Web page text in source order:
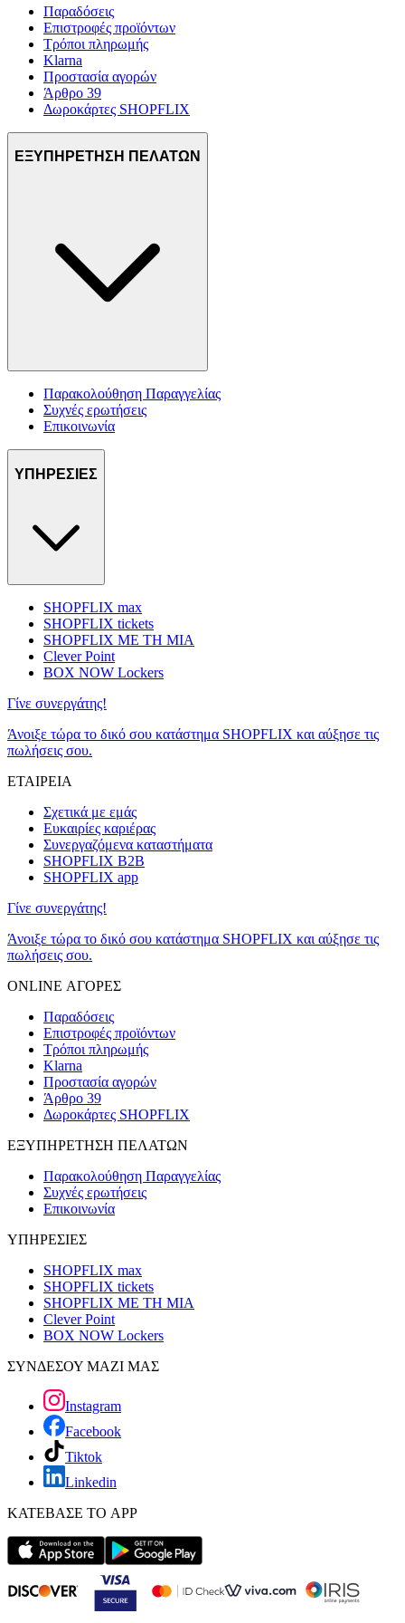
Παραδόσεις
Επιστροφές προϊόντων
Τρόποι πληρωμής
Klarna
Προστασία αγορών
Άρθρο 39
Δωροκάρτες SHOPFLIX
ΕΞΥΠΗΡΕΤΗΣΗ ΠΕΛΑΤΩΝ
Παρακολούθηση Παραγγελίας
Συχνές ερωτήσεις
Επικοινωνία
ΥΠΗΡΕΣΙΕΣ
SHOPFLIX max
SHOPFLIX tickets
SHOPFLIX ΜΕ ΤΗ ΜΙΑ
Clever Point
BOX NOW Lockers
Γίνε συνεργάτης!
Άνοιξε τώρα το δικό σου κατάστημα SHOPFLIX και αύξησε τις
πωλήσεις σου.
ΕΤΑΙΡΕΙΑ
Σχετικά με εμάς
Ευκαιρίες καριέρας
Συνεργαζόμενα καταστήματα
SHOPFLIX B2B
SHOPFLIX app
Γίνε συνεργάτης!
Άνοιξε τώρα το δικό σου κατάστημα SHOPFLIX και αύξησε τις
πωλήσεις σου.
ONLINE ΑΓΟΡΕΣ
Παραδόσεις
Επιστροφές προϊόντων
Τρόποι πληρωμής
Klarna
Προστασία αγορών
Άρθρο 39
Δωροκάρτες SHOPFLIX
ΕΞΥΠΗΡΕΤΗΣΗ ΠΕΛΑΤΩΝ
Παρακολούθηση Παραγγελίας
Συχνές ερωτήσεις
Επικοινωνία
ΥΠΗΡΕΣΙΕΣ
SHOPFLIX max
SHOPFLIX tickets
SHOPFLIX ΜΕ ΤΗ ΜΙΑ
Clever Point
BOX NOW Lockers
ΣΥΝΔΕΣΟΥ ΜΑΖΙ ΜΑΣ
Instagram
Facebook
Tiktok
Linkedin
ΚΑΤΕΒΑΣΕ ΤΟ APP